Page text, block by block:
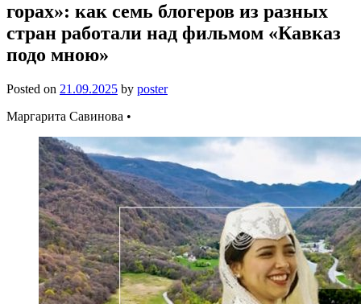
горах»: как семь блогеров из разных
стран работали над фильмом «Кавказ
подо мною»
Posted on 21.09.2025 by poster
Маргарита Савинова •